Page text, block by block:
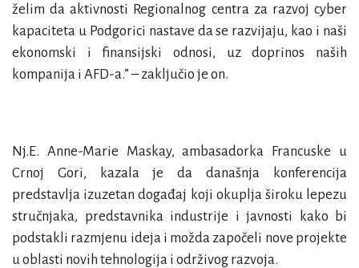
želim da aktivnosti Regionalnog centra za razvoj cyber
kapaciteta u Podgorici nastave da se razvijaju, kao i naši
ekonomski i finansijski odnosi, uz doprinos naših
kompanija i AFD-a.” – zaključio je on.
Nj.E. Anne-Marie Maskay, ambasadorka Francuske u
Crnoj Gori, kazala je da današnja konferencija
predstavlja izuzetan događaj koji okuplja široku lepezu
stručnjaka, predstavnika industrije i javnosti kako bi
podstakli razmjenu ideja i možda započeli nove projekte
u oblasti novih tehnologija i održivog razvoja.